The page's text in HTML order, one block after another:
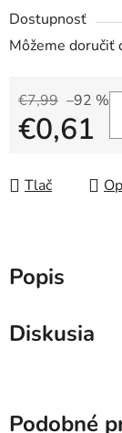
Dostupnosť
Môžeme doručiť
€7,99 –92 %
€0,61
Tlač
Popis
Diskusia
Podobné